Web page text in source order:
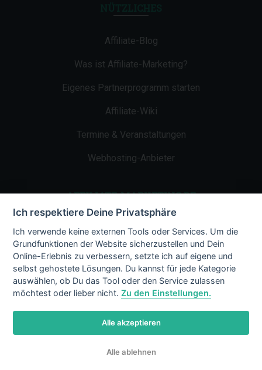
Affiliate-Blog
Was ist Affiliate-Marketing?
Eigenes Partnerprogramm starten
Affiliate-Wiki
Termine & Veranstaltungen
Webhosting-Anbieter
AFFILIATE-MARKETING.DE
Impressum
Kontakt
Datenschutz
Marketing.de/ LiMBo v2.8
Ich respektiere Deine Privatsphäre
Ich verwende keine externen Tools oder Services. Um die
Grundfunktionen der Website sicherzustellen und Dein
Online-Erlebnis zu verbessern, setzte ich auf eigene und
selbst gehostete Lösungen. Du kannst für jede Kategorie
auswählen, ob Du das Tool oder den Service zulassen
möchtest oder lieber nicht.Zu den Einstellungen.
Alle akzeptieren
Alle ablehnen